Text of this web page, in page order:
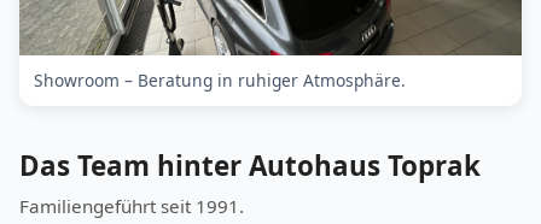
Showroom – Beratung in ruhiger Atmosphäre.
Das Team hinter Autohaus Toprak
Familiengeführt seit 1991.